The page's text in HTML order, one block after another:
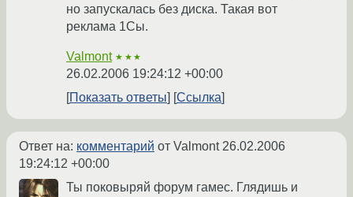
но запускалась без диска. Такая вот
реклама 1Сы.
Valmont ★★★
26.02.2006 19:24:12 +00:00
Показать ответы
Ссылка
Ответ на: комментарий от Valmont26.02.2006
19:24:12 +00:00
Ты поковыряй форум гамес. Глядишь и